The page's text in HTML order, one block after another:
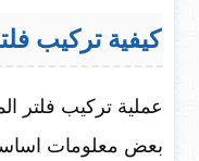
كيفية تركيب
عملية تركيب فلتر
بعض معلومات